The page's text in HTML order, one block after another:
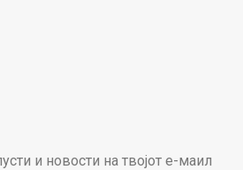
и новости на твојот е-маил